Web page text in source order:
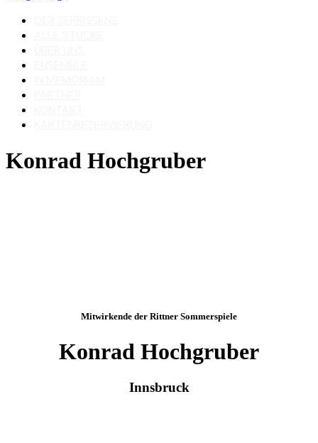
Konrad Hochgruber
Mitwirkende der Rittner Sommerspiele
Konrad Hochgruber
Innsbruck